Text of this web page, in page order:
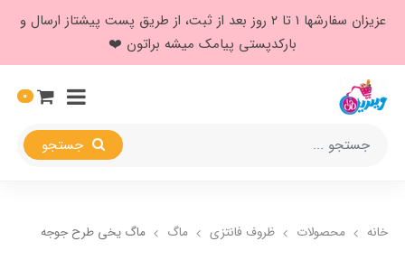
عزیزان سفارشها ۱ تا ۲ روز بعد از ثبت، از طریق پست پیشتاز ارسال و
بارکدپستی پیامک میشه براتون ❤️
0
خانه محصولات ظروف فانتزی ماگ ماگ یخی طرح جوجه